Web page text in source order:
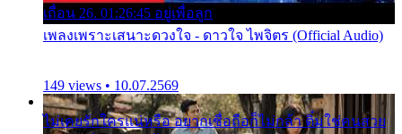
เถื่อน 26. 01:26:45 อยู่เพื่อลูก
เพลงเพราะเสนาะดวงใจ - ดาวใจ ไพจิตร (Official Audio)
149 views • 10.07.2569
ไม่เคยรักใครแน่หรือ อยากเชื่อถือก็ไม่กล้า ติ๋มใช่คนสวย